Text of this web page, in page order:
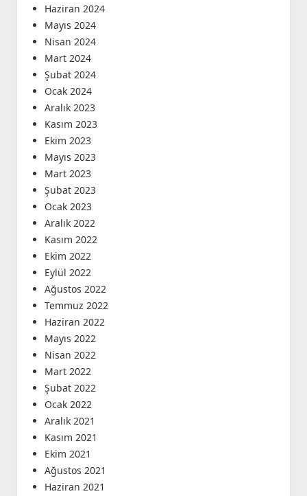
Haziran 2024
Mayıs 2024
Nisan 2024
Mart 2024
Şubat 2024
Ocak 2024
Aralık 2023
Kasım 2023
Ekim 2023
Mayıs 2023
Mart 2023
Şubat 2023
Ocak 2023
Aralık 2022
Kasım 2022
Ekim 2022
Eylül 2022
Ağustos 2022
Temmuz 2022
Haziran 2022
Mayıs 2022
Nisan 2022
Mart 2022
Şubat 2022
Ocak 2022
Aralık 2021
Kasım 2021
Ekim 2021
Ağustos 2021
Haziran 2021